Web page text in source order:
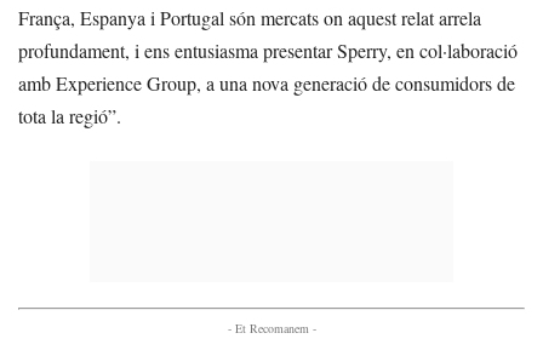
França, Espanya i Portugal són mercats on aquest relat arrela
profundament, i ens entusiasma presentar Sperry, en col·laboració
amb Experience Group, a una nova generació de consumidors de
tota la regió”.
- Et Recomanem -